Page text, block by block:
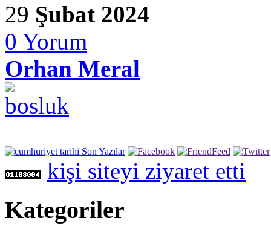
29 Şubat 2024
0 Yorum
Orhan Meral
kişi siteyi ziyaret etti
Kategoriler